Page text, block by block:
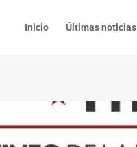
Inicio Últimas noticias